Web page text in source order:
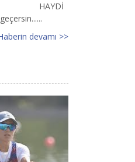
HAYDİ
devamı >>